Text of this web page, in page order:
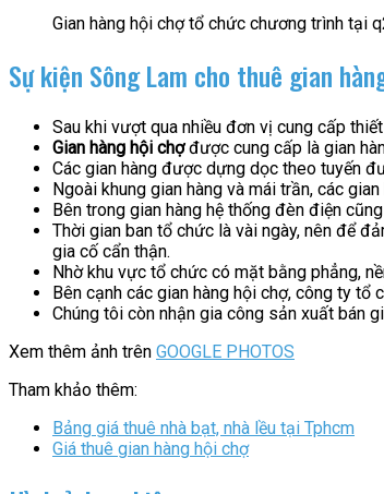
Gian hàng hội chợ tổ chức chương trình tại
Sự kiện Sông Lam cho thuê gian
Sau khi vượt qua nhiều đơn vị cung cấp
Gian hàng hội chợđược cung cấp là gian
Các gian hàng được dựng dọc theo tuyến
Ngoài khung gian hàng và mái trần, các
Bên trong gian hàng hệ thống đèn điện
Thời gian ban tổ chức là vài ngày, nên để
gia cố cẩn thận.
Nhờ khu vực tổ chức có mặt bằng phẳng,
Bên cạnh các gian hàng hội chợ, công ty tổ
Chúng tôi còn nhận gia công sản xuất bán
Xem thêm ảnh trên GOOGLE PHOTOS
Tham khảo thêm:
Bảng giá thuê nhà bạt, nhà lều tại Tphcm
Giá thuê gian hàng hội chợ